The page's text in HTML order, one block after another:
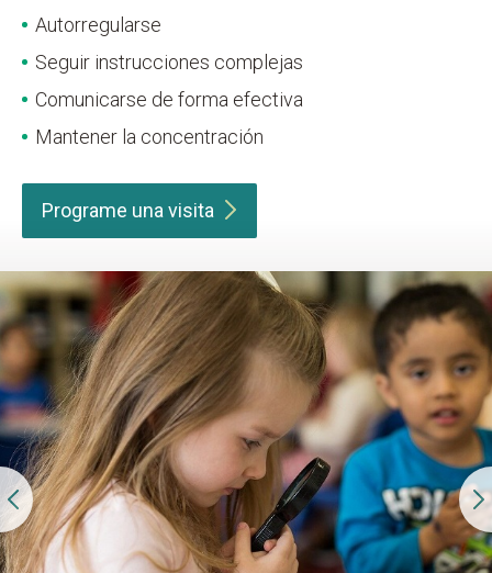
Autorregularse
Seguir instrucciones complejas
Comunicarse de forma efectiva
Mantener la concentración
Programe una visita